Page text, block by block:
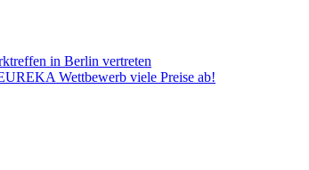
in Berlin vertreten
Wettbewerb viele Preise ab!